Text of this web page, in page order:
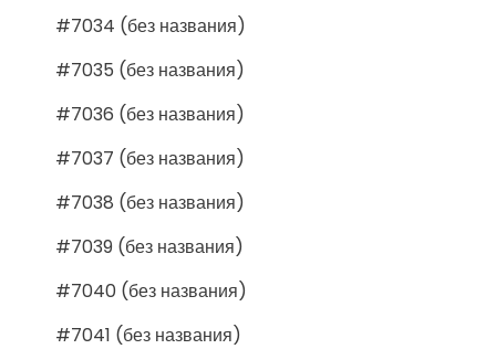
#7034 (без названия)
#7035 (без названия)
#7036 (без названия)
#7037 (без названия)
#7038 (без названия)
#7039 (без названия)
#7040 (без названия)
#7041 (без названия)